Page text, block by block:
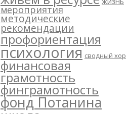
мероприятия
методические
рекомендации
профориентация
психология сводный хор
финансовая
грамотность
финграмотность
фонд Потанина